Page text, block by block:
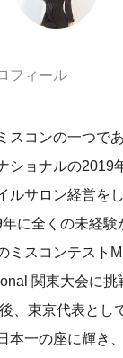
フィール
スコンの一つで
ショナルの2019
ルサロン経営を
に全くの未経験
ミスコンテスト
関東大会に挑
、東京代表とし
本一の座に輝き